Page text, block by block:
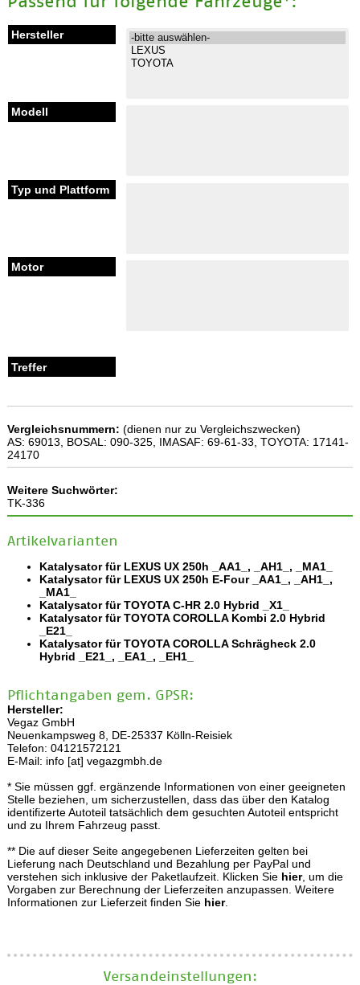
Vergleichsnummern: (dienen nur zu Vergleichszwecken)
AS: 69013, BOSAL: 090-325, IMASAF: 69-61-33, TOYOTA: 17141-
24170
Weitere Suchwörter:
TK-336
Artikelvarianten
Katalysator für LEXUS UX 250h _AA1_, _AH1_, _MA1_
Katalysator für LEXUS UX 250h E-Four _AA1_, _AH1_,
_MA1_
Katalysator für TOYOTA C-HR 2.0 Hybrid _X1_
Katalysator für TOYOTA COROLLA Kombi 2.0 Hybrid
_E21_
Katalysator für TOYOTA COROLLA Schrägheck 2.0
Hybrid _E21_, _EA1_, _EH1_
Pflichtangaben gem. GPSR:
Hersteller:
Vegaz GmbH
Neuenkampsweg 8, DE-25337 Kölln-Reisiek
Telefon: 04121572121
E-Mail: info [at] vegazgmbh.de
* Sie müssen ggf. ergänzende Informationen von einer geeigneten
Stelle beziehen, um sicherzustellen, dass das über den Katalog
identifizerte Autoteil tatsächlich dem gesuchten Autoteil entspricht
und zu Ihrem Fahrzeug passt.
** Die auf dieser Seite angegebenen Lieferzeiten gelten bei
Lieferung nach Deutschland und Bezahlung per PayPal und
verstehen sich inklusive der Paketlaufzeit. Klicken Sie hier, um die
Vorgaben zur Berechnung der Lieferzeiten anzupassen. Weitere
Informationen zur Lieferzeit finden Sie hier.
Versand­einstellungen: